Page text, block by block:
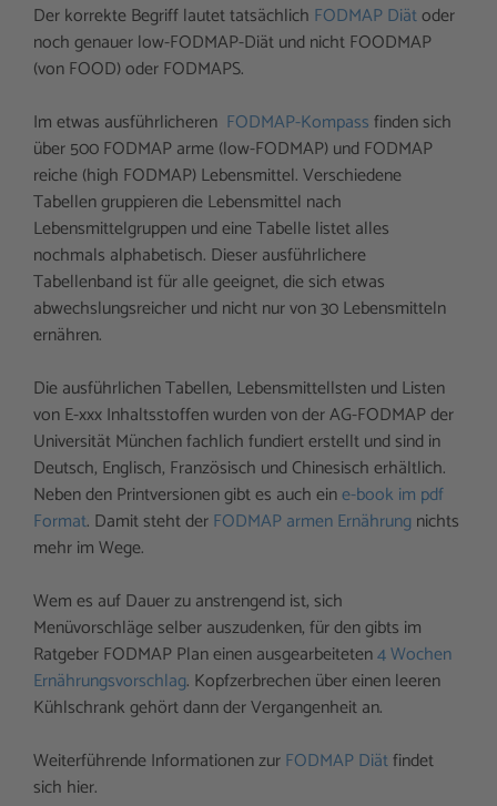
Der korrekte Begriff lautet tatsächlich FODMAP Diätoder
noch genauer low-FODMAP-Diät und nicht FOODMAP
(von FOOD) oder FODMAPS.
Im etwas ausführlicheren FODMAP-Kompassfinden sich
über 500 FODMAP arme (low-FODMAP) und FODMAP
reiche (high FODMAP) Lebensmittel. Verschiedene
Tabellen gruppieren die Lebensmittel nach
Lebensmittelgruppen und eine Tabelle listet alles
nochmals alphabetisch. Dieser ausführlichere
Tabellenband ist für alle geeignet, die sich etwas
abwechslungsreicher und nicht nur von 30 Lebensmitteln
ernähren.
Die ausführlichen Tabellen, Lebensmittellsten und Listen
von E-xxx Inhaltsstoffen wurden von der AG-FODMAP der
Universität München fachlich fundiert erstellt und sind in
Deutsch, Englisch, Französisch und Chinesisch erhältlich.
Neben den Printversionen gibt es auch eine-book im pdf
Format. Damit steht derFODMAP armen Ernährung nichts
mehr im Wege.
Wem es auf Dauer zu anstrengend ist, sich
Menüvorschläge selber auszudenken, für den gibts im
Ratgeber FODMAP Plan einen ausgearbeiteten4 Wochen
Ernährungsvorschlag. Kopfzerbrechen über einen leeren
Kühlschrank gehört dann der Vergangenheit an.
Weiterführende Informationen zurFODMAP Diätfindet
sich hier.